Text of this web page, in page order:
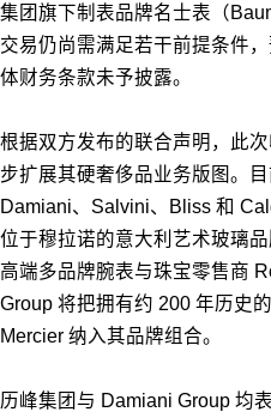
集团旗下制表品牌名士表（
交易仍尚需满足若干前提条件
体财务条款未予披露。
根据双方发布的联合声明，此
步扩展其硬奢侈品业务版图。
Damiani、Salvini、Bliss 和
位于穆拉诺的意大利艺术玻璃
高端多品牌腕表与珠宝零售商
Group 将把拥有约 200 年历史
Mercier 纳入其品牌组合。
历峰集团与 Damiani Group 均